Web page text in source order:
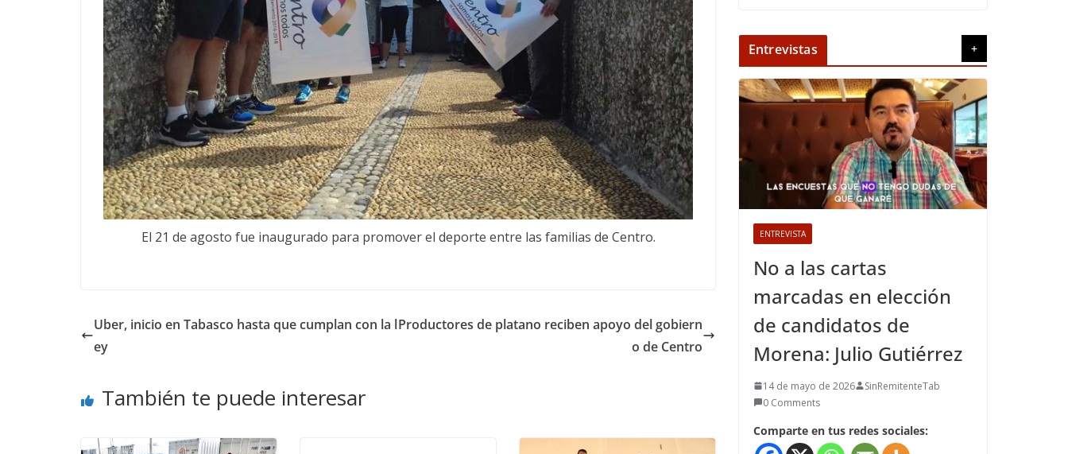
El 21 de agosto fue inaugurado para promover el deporte entre las familias de Centro.
Uber, inicio en Tabasco hasta que cumplan con la l
ey
Productores de platano reciben apoyo del gobiern
o de Centro
También te puede interesar
Entrevistas +
ENTREVISTA
No a las cartas
marcadas en elección
de candidatos de
Morena: Julio Gutiérrez
14 de mayo de 2026
SinRemitenteTab
0 Comments
Comparte en tus redes sociales: